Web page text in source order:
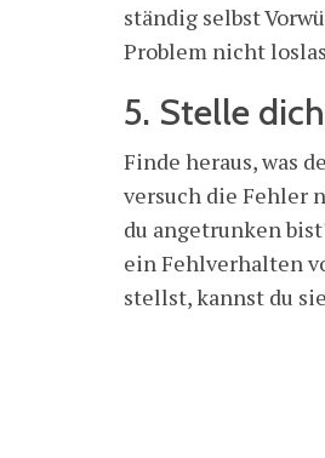
ständig selbst
Problem nicht
5. Stelle
Finde heraus, was
versuch die Fehler
du angetrunken
ein Fehlverhalten
stellst, kannst du